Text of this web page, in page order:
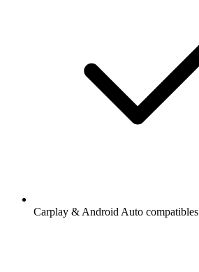
Carplay & Android Auto compatibles